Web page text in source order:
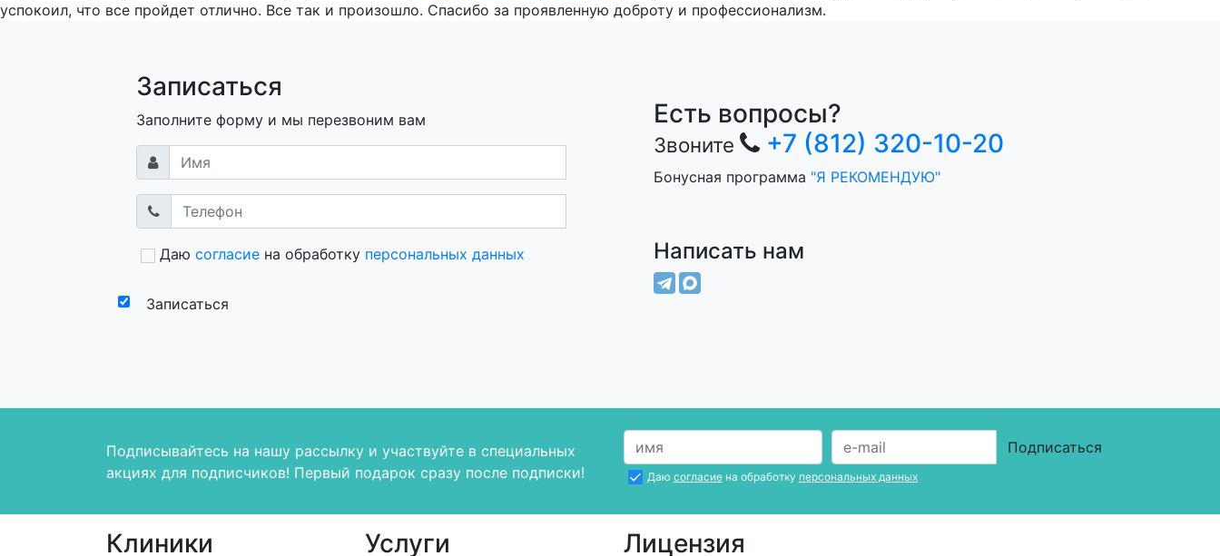
успокоил, что все пройдет отлично. Все так и произошло. Спасибо за проявленную доброту и профессионализм.
Записаться
Заполните форму и мы перезвоним вам
Даю согласиена обработку персональных данных
Записаться
Есть вопросы?
Звоните +7 (812) 320-10-20
Бонусная программа "Я РЕКОМЕНДУЮ"
Написать нам
Подписывайтесь на нашу рассылку и участвуйте в специальных
акциях для подписчиков! Первый подарок сразу после подписки!
Подписаться
Даю согласиена обработку персональных данных
Клиники Услуги Лицензия